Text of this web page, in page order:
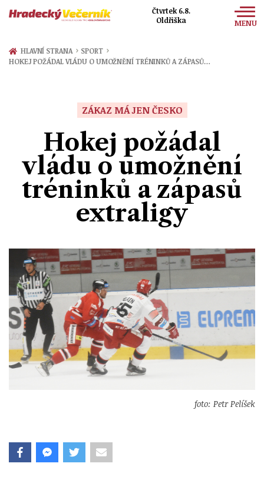
Čtvrtek 6.8.
Oldřiška
MENU
Zprávy
HLAVNÍ STRANA › SPORT ›
HOKEJ POŽÁDAL VLÁDU O UMOŽNĚNÍ TRÉNINKŮ A ZÁPASŮ…
ZÁKAZ MÁ JEN ČESKO
Hokej požádal
vládu o umožnění
tréninků a zápasů
extraligy
foto: Petr Pelíšek